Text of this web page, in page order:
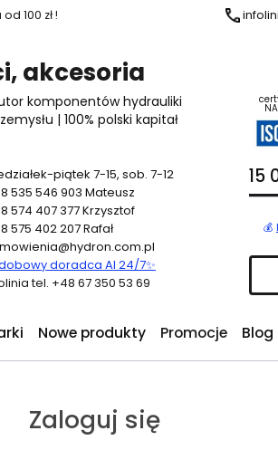
100 zł !
akcesoria
komponentów hydrauliki
| 100% polski kapitał
piątek 7-15, sob. 7-12
535 546 903 Mateusz
574 407 377Krzysztof
575 402 207Rafał
doradca AI 24/7✨
tel. +48 67 350 53 69
15
💰
Nowe produkty Promocje Blog
Zaloguj się